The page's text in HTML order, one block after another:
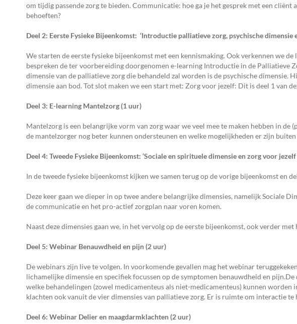
om tijdig passende zorg te bieden. Communicatie: hoe ga je het gesprek met een cliënt
behoeften?
Deel 2: Eerste Fysieke Bijeenkomst: ‘Introductie palliatieve zorg, psychische dimensie
We starten de eerste fysieke bijeenkomst met een kennismaking. Ook verkennen we
bespreken de ter voorbereiding doorgenomen e-learning Introductie in de Palliatieve
dimensie van de palliatieve zorg die behandeld zal worden is de psychische
dimensie aan bod. Tot slot maken we een start met: Zorg voor jezelf: Dit is deel 1 van
Deel 3: E-learning Mantelzorg (1 uur)
Mantelzorg is een belangrijke vorm van zorg waar we veel mee te maken hebben in
de mantelzorger nog beter kunnen ondersteunen en welke mogelijkheden er zijn
Deel 4: Tweede Fysieke Bijeenkomst: ‘Sociale en spirituele dimensie en zorg voor
In de tweede fysieke bijeenkomst kijken we samen terug op de vorige bijeenkomst en
Deze keer gaan we dieper in op twee andere belangrijke dimensies, namelijk Sociale
de communicatie en het pro-actief zorgplan naar voren komen.
Naast deze dimensies gaan we, in het vervolg op de eerste bijeenkomst, ook verder
Deel 5: Webinar Benauwdheid en pijn (2 uur)
De webinars zijn live te volgen. In voorkomende gevallen mag het webinar
lichamelijke dimensie en specifiek focussen op de symptomen benauwdheid en
welke behandelingen (zowel medicamenteus als niet-medicamenteus) kunnen
klachten ook vanuit de vier dimensies van palliatieve zorg. Er is ruimte om interactie
Deel 6: Webinar Delier en maagdarmklachten (2 uur)